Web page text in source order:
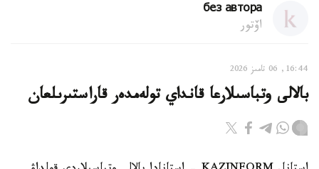
без автора
اۆتور
16:44, 06 تامىز 2026
بالالى وتباسىلارعا قانداي تولەمدەر قاراستىرىلعان